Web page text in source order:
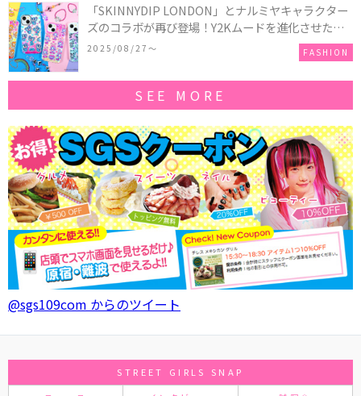
「SKINNYDIP LONDON」とナルミヤキャラクター
ズのコラボが再び登場！Y2Kムードを進化させた新
作コレクションを発売♪
2025/08/27〜 FASHION
SEE MORE
@sgs109com からのツイート
STREET GIRLS SNAP